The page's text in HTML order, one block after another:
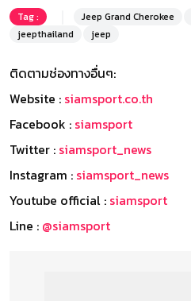
Tag : Jeep Grand Cherokee
jeepthailand
jeep
ติดตามช่องทางอื่นๆ:
Website : siamsport.co.th
Facebook : siamsport
Twitter : siamsport_news
Instagram : siamsport_news
Youtube official : siamsport
Line : @siamsport